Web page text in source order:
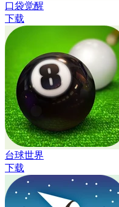
口袋觉醒
下载
台球世界
下载